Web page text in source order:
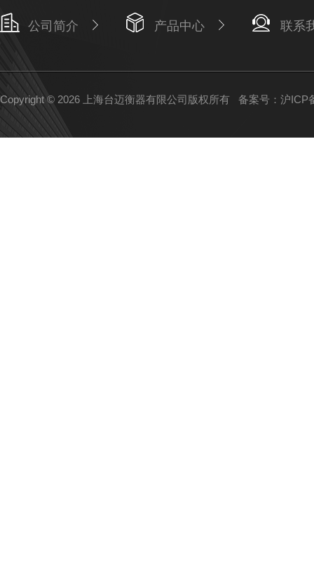
公司简介 产品中心 联系
Copyright © 2026 上海台迈衡器有限公司版权所有 备案号：沪ICP